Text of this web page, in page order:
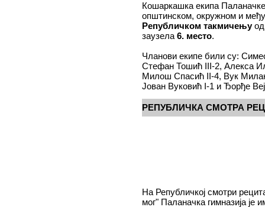
Кошаркашка екипа
општинском, окружном и
Републичком такмичењу
заузела 6. место.
Чланови екипе били су:
Стефан Тошић III-2, Алекса
Милош Спасић II-4, Вук
Јован Вуковић I-1 и Ђорђе
РЕПУБЛИЧКА СМОТРА
На Републичкој смотри
мог" Паланачка гимназија је